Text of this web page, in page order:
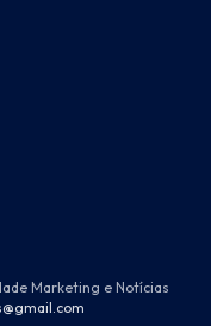
Marketing e Notícias